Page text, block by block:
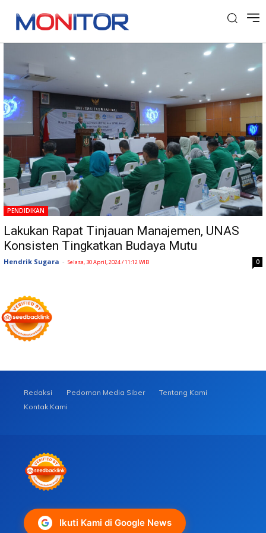
Tag: Dosen UNAS
PENDIDIKAN
Lakukan Rapat Tinjauan Manajemen, UNAS
Konsisten Tingkatkan Budaya Mutu
Hendrik Sugara - Selasa, 30 April, 2024 / 11:12 WIB 0
Redaksi Pedoman Media Siber
Tentang Kami
Kontak Kami
Ikuti Kami di Google News